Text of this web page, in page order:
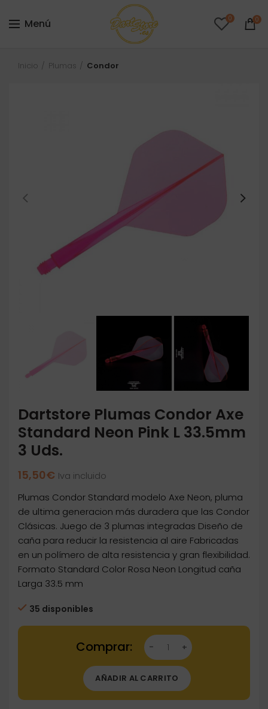
Menú 0 0
Inicio Plumas Condor
Dartstore Plumas Condor Axe
Standard Neon Pink L 33.5mm
3 Uds.
15,50€ Iva incluido
Plumas Condor Standard modelo Axe Neon, pluma
de ultima generacion más duradera que las Condor
Clásicas. Juego de 3 plumas integradas Diseño de
caña para reducir la resistencia al aire Fabricadas
en un polímero de alta resistencia y gran flexibilidad.
Formato Standard Color Rosa Neon Longitud caña
Larga 33.5 mm
35 disponibles
Dartstore Plumas Condor Axe Standard Neon
AÑADIR AL CARRITO